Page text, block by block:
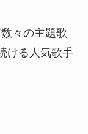
々の主題歌
ける人気歌手